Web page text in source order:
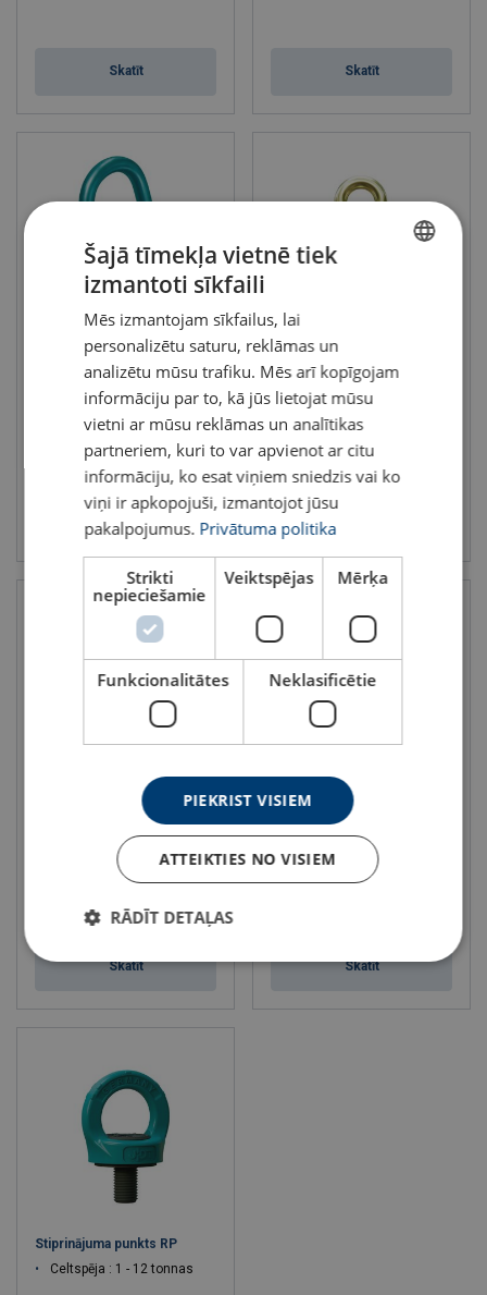
Skatīt Skatīt
Celšanas cilpa FP
Celtspēja : 0.5 - 15 tonnas
Skatīt
Celšanas cilpa ar griezuli
TPS
Celtspēja : 5 - 25 tonnas
Metināma celšanas cilpa
Celtspēja : 1.4 - 26.5 tonnas
Skatīt
Celšanas cilpa TP
Celtspēja : 0.5 - 40 tonnas
Skatīt
Stiprinājuma punkts RP
Celtspēja : 1 - 12 tonnas
ENGLISH TRANSLATION
Šajā tīmekļa vietnē tiek
izmantoti sīkfaili
Mēs izmantojam sīkfailus, lai
personalizētu saturu, reklāmas un
analizētu mūsu trafiku. Mēs arī kopīgojam
informāciju par to, kā jūs lietojat mūsu
vietni ar mūsu reklāmas un analītikas
partneriem, kuri to var apvienot ar citu
informāciju, ko esat viņiem sniedzis vai ko
viņi ir apkopojuši, izmantojot jūsu
pakalpojumus. Privātuma politika
Strikti
nepieciešamie
Veiktspējas Mērķa
Funkcionalitātes Neklasificētie
PIEKRIST VISIEM
ATTEIKTIES NO VISIEM
RĀDĪT DETAĻAS